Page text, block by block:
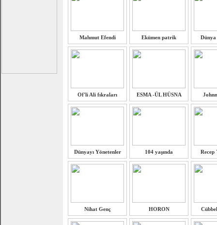
Mahmut Efendi Ekümen patrik Dünya
Of'li Ali fıkraları ESMA -ÜL HÜSNA
Dünyayı Yönetenler 104 yaşında Recep
Nihat Genç HORON